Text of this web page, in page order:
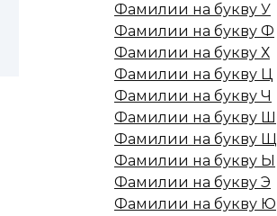
Фамилии на букву У
Фамилии на букву Ф
Фамилии на букву Х
Фамилии на букву Ц
Фамилии на букву Ч
Фамилии на букву Ш
Фамилии на букву Щ
Фамилии на букву Ы
Фамилии на букву Э
Фамилии на букву Ю